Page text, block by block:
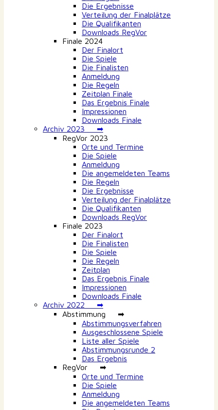
Die Ergebnisse
Verteilung der Finalplätze
Die Qualifikanten
Downloads RegVor
Finale 2024
Der Finalort
Die Spiele
Die Finalisten
Anmeldung
Die Regeln
Zeitplan Finale
Das Ergebnis Finale
Impressionen
Downloads Finale
Archiv 2023 ➡
RegVor 2023
Orte und Termine
Die Spiele
Anmeldung
Die angemeldeten Teams
Die Regeln
Die Ergebnisse
Verteilung der Finalplätze
Die Qualifikanten
Downloads RegVor
Finale 2023
Der Finalort
Die Finalisten
Die Spiele
Die Regeln
Zeitplan
Das Ergebnis Finale
Impressionen
Downloads Finale
Archiv 2022 ➡
Abstimmung ➡
Abstimmungsverfahren
Ausgeschlossene Spiele
Liste aller Spiele
Abstimmungsrunde 2
Das Ergebnis
RegVor ➡
Orte und Termine
Die Spiele
Anmeldung
Die angemeldeten Teams